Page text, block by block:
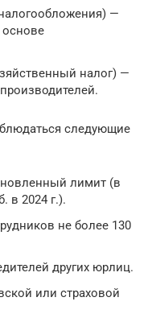
—
налог) —
следующие
лимит (в
в 2024 г.).
не более 130
других юрлиц.
или страховой